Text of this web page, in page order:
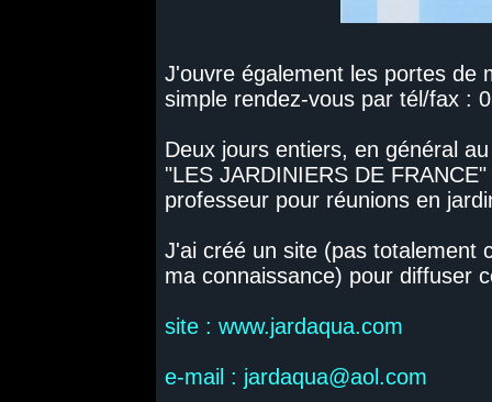
J'ouvre également les portes de
simple rendez-vous par tél/fax :
Deux jours entiers, en général
"LES JARDINIERS DE
professeur pour réunions en
J'ai créé un site (pas totalement
ma connaissance) pour diffuser
site : www.jardaqua.com
e-mail : jardaqua@aol.com